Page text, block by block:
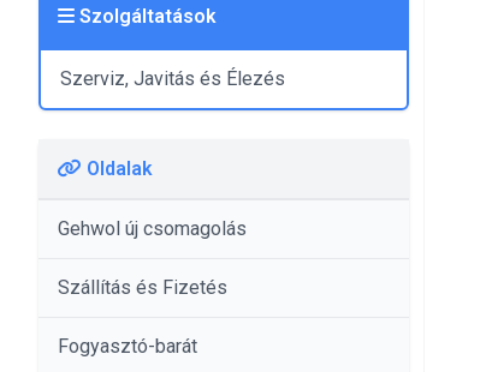
Szolgáltatások
Szerviz, Javitás és Élezés
Oldalak
Gehwol új csomagolás
Szállítás és Fizetés
Fogyasztó-barát